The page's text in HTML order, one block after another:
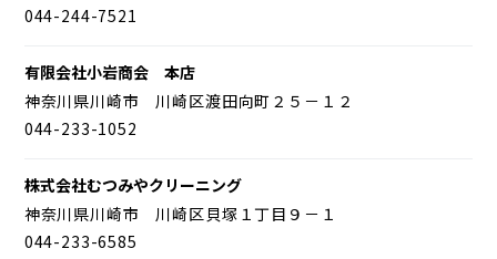
044-244-7521
有限会社小岩商会 本店
神奈川県川崎市 川崎区渡田向町２５－１２
044-233-1052
株式会社むつみやクリーニング
神奈川県川崎市 川崎区貝塚１丁目９－１
044-233-6585